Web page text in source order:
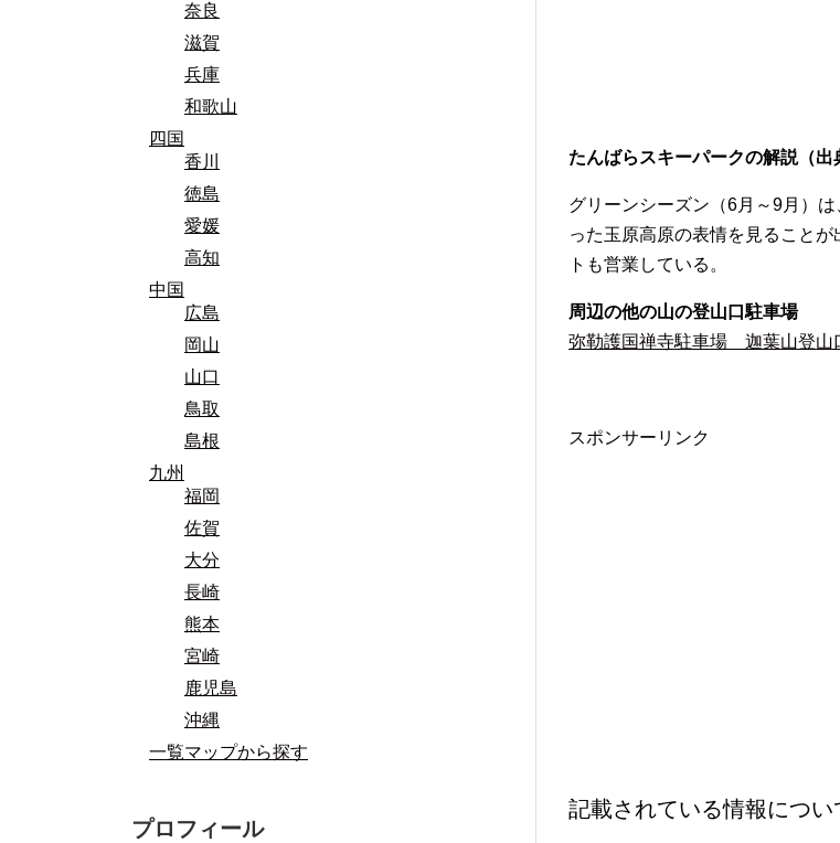
たんばらスキーパークの解説（出
グリーンシーズン（6月～9月）
った玉原高原の表情を見ること
トも営業している。
周辺の他の山の登山口駐車場
弥勒護国禅寺駐車場 迦葉山登山
スポンサーリンク
記載されている情報につい
奈良
滋賀
兵庫
和歌山
四国
香川
徳島
愛媛
高知
中国
広島
岡山
山口
鳥取
島根
九州
福岡
佐賀
大分
長崎
熊本
宮崎
鹿児島
沖縄
一覧マップから探す
プロフィール